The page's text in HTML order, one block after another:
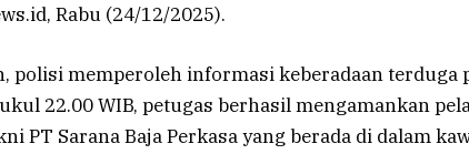
, Rabu (24/12/2025).
polisi memperoleh informasi keberadaan terduga
22.00 WIB, petugas berhasil mengamankan
PT Sarana Baja Perkasa yang berada di dalam